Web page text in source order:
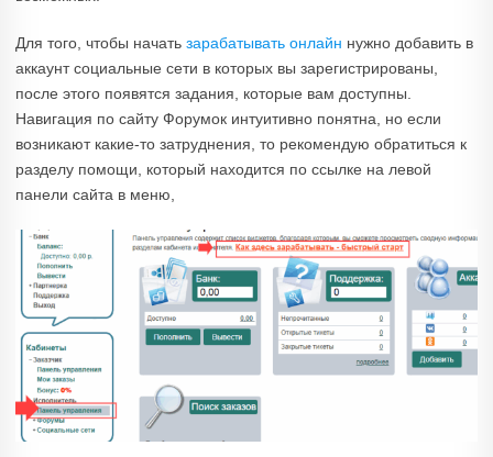
Для того, чтобы начать зарабатывать онлайн нужно добавить в
аккаунт социальные сети в которых вы зарегистрированы,
после этого появятся задания, которые вам доступны.
Навигация по сайту Форумок интуитивно понятна, но если
возникают какие-то затруднения, то рекомендую обратиться к
разделу помощи, который находится по ссылке на левой
панели сайта в меню,